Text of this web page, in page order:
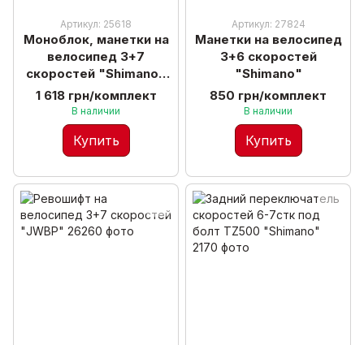
Артикул: 25618
Моноблок, манетки на
велосипед 3+7
скоростей "Shimano"
ST-EF500
1 618 грн/комплект
В наличии
Купить
Артикул: 27824
Манетки на велосипед
3+6 скоростей
"Shimano"
850 грн/комплект
В наличии
Купить